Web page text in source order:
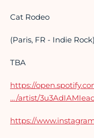
Cat Rodeo
(Paris, FR - Indie Rock)
TBA
https://
…/artist/
https://